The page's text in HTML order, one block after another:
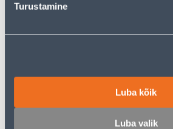
Turustamine
Luba kõik
Luba valik
Описание